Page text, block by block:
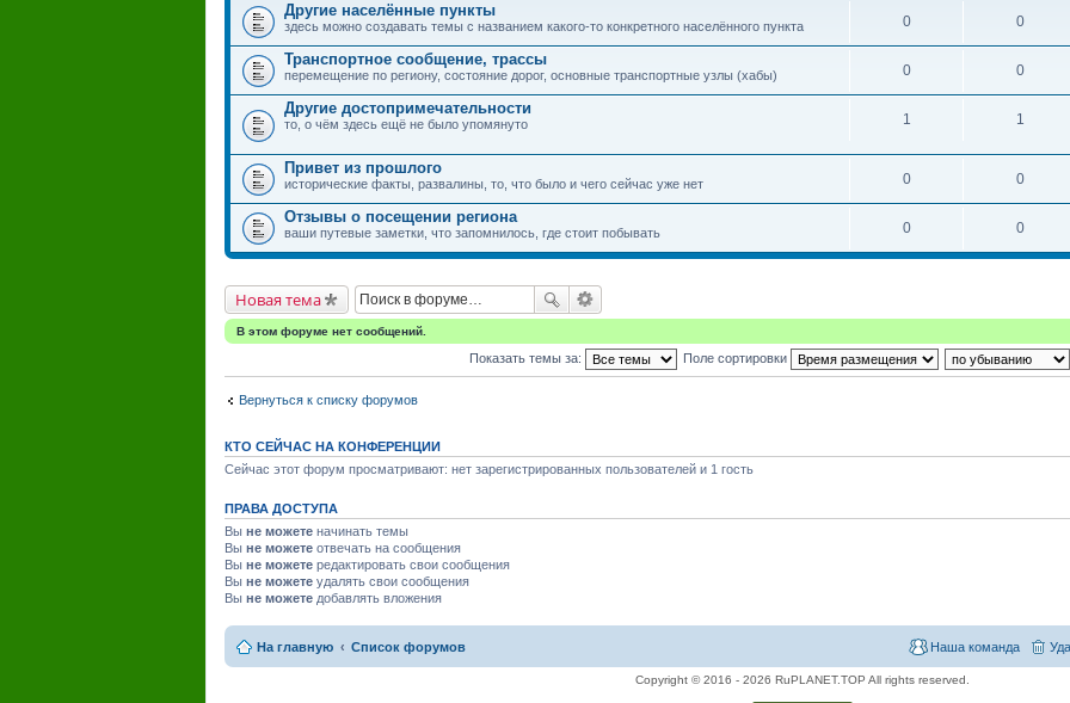
Другие населённые пункты
здесь можно создавать темы с названием какого-то конкретного населённого пункта 0 0
Транспортное сообщение, трассы
перемещение по региону, состояние дорог, основные транспортные узлы (хабы) 0 0
Другие достопримечательности
то, о чём здесь ещё не было упомянуто 1 1
Привет из прошлого
исторические факты, развалины, то, что было и чего сейчас уже нет 0 0
Отзывы о посещении региона
ваши путевые заметки, что запомнилось, где стоит побывать 0 0
Новая тема
В этом форуме нет сообщений.
Показать темы за: Поле сортировки
Вернуться к списку форумов
КТО СЕЙЧАС НА КОНФЕРЕНЦИИ
Сейчас этот форум просматривают: нет зарегистрированных пользователей и 1 гость
ПРАВА ДОСТУПА
Вы не можете начинать темы
Вы не можете отвечать на сообщения
Вы не можете редактировать свои сообщения
Вы не можете удалять свои сообщения
Вы не можете добавлять вложения
На главную Список форумов Наша команда
Copyright © 2016 - 2026 RuPLANET.TOP All rights reserved.